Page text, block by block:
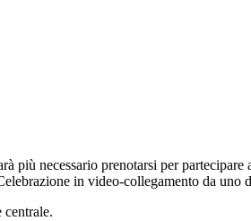
più necessario prenotarsi per partecipare
in video-collegamento da uno
centrale.